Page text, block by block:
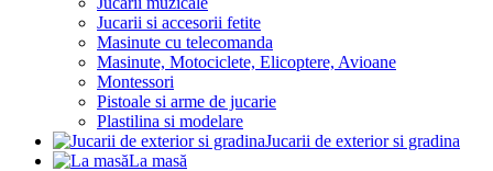
Jucarii si accesorii fetite
Masinute cu telecomanda
Masinute, Motociclete, Elicoptere, Avioane
Montessori
Pistoale si arme de jucarie
Plastilina si modelare
Jucarii de exterior si gradina
La masă